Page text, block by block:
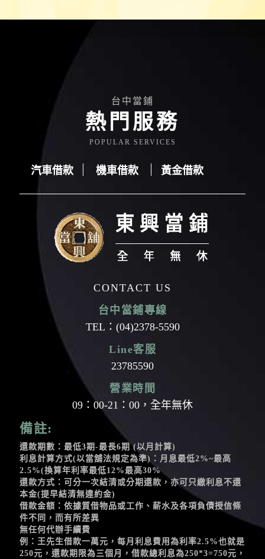
台中當鋪
熱門服務
POPULAR SERVICES
汽車借款 汽車借款
機車借款 機車借款
黃金借款
CONTACT US
台中當鋪專線
TEL： (04)2378-5590
Line客服
23785590
營業時間
09：00-21：00，全年無休
備註:
還款期數：最低3期-最長6期 (以月計算)
利息計算方式(以當舖法規定為準)：月息最低2%~最高
2.5%(換算年利率最低12%最高30%
還款方式：可分一次結清或分期還款，亦可只繳利息不還
本金(提早結清無違約金)
借款金額：依據質借物品或工作、薪水及各項負債授信條
件不同，而有所差異
無任何代辦手續費
例：王先生借款一萬元，每月利息費用為利率2.5%也就是
250元，還款期限為三個月，借款總利息為250*3=750元，